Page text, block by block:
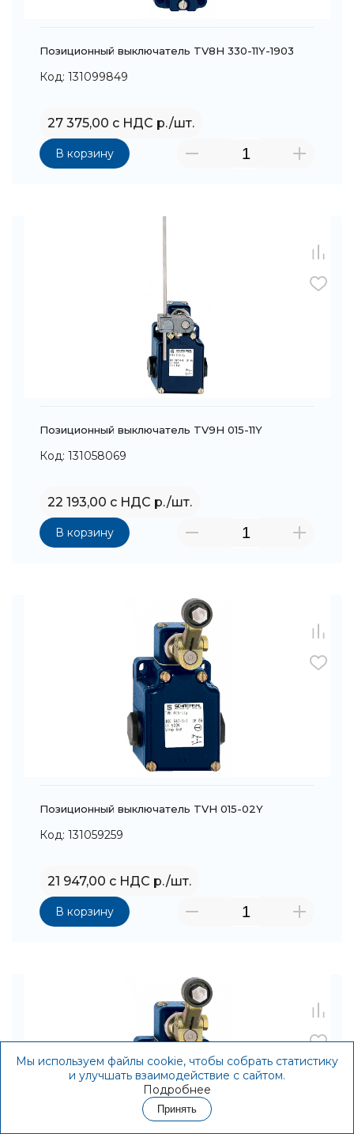
Корзина
Позиционный выключатель TV8H 330-11Y-1903
Код: 131099849
27 375,00 с НДС р./шт.
В корзину
Позиционный выключатель TV9H 015-11Y
Код: 131058069
22 193,00 с НДС р./шт.
В корзину
Позиционный выключатель TVH 015-02Y
Код: 131059259
21 947,00 с НДС р./шт.
В корзину
Мы используем файлы cookie, чтобы собрать статистику
и улучшать взаимодействие с сайтом.
Подробнее
Принять